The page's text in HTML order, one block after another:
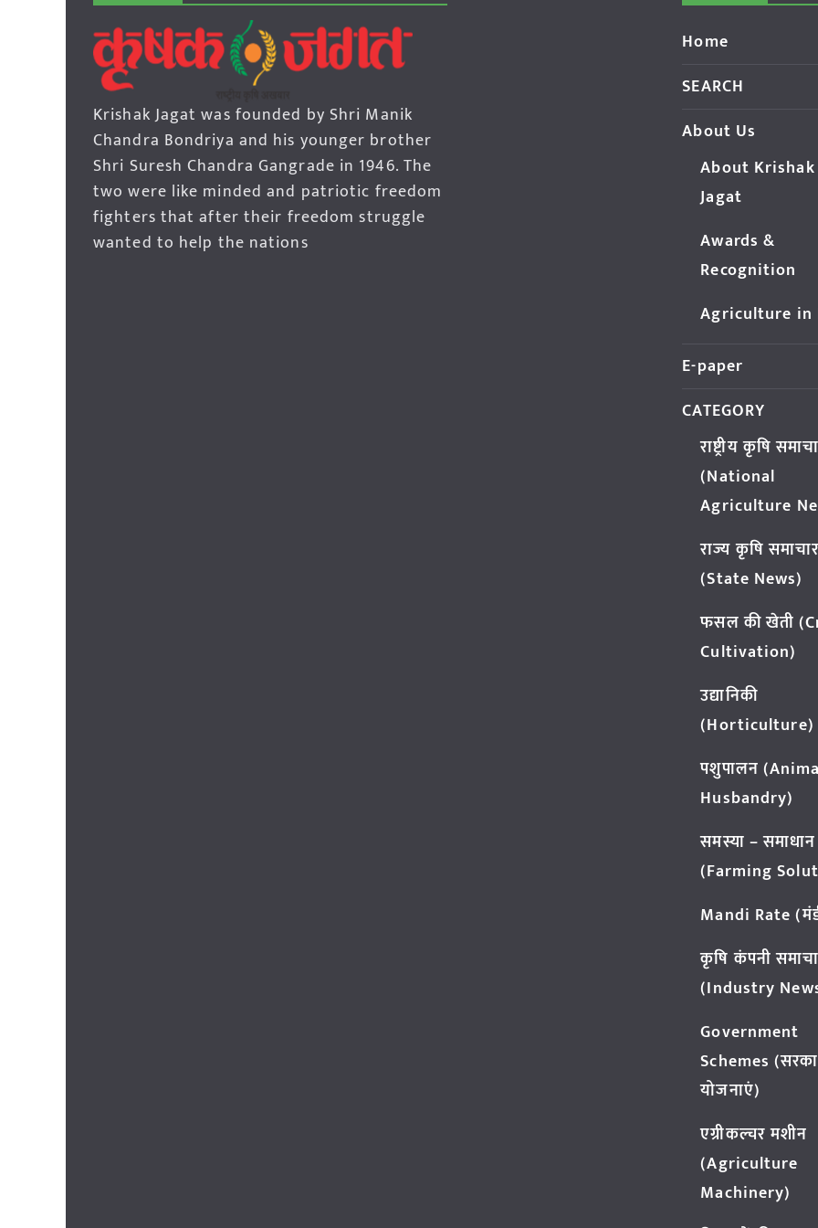
Krishak Jagat was founded by Shri Manik
Chandra Bondriya and his younger brother
Shri Suresh Chandra Gangrade in 1946. The
two were like minded and patriotic freedom
fighters that after their freedom struggle
wanted to help the nations
Home
SEARCH
About Us
About Krishak
Jagat
Awards &
Recognition
Agriculture in
E-paper
CATEGORY
राष्ट्रीय कृषि
(National
Agriculture
राज्य कृषि समाचार
(State News)
फसल की खेती
Cultivation)
उद्यानिकी
(Horticulture)
पशुपालन
Husbandry)
समस्या – समाधान
(Farming
Mandi Rate
कृषि कंपनी
(Industry
Government
Schemes
योजनाएं)
एग्रीकल्चर मशीन
(Agriculture
Machinery)